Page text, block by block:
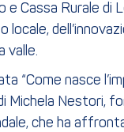
e Cassa Rurale di
locale,
valle.
“Come nasce
Michela Nestori,
che ha